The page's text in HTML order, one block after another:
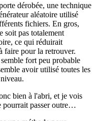
dérobée, une technique
aléatoire utilisé
fichiers. En gros,
soit pas totalement
ce qui réduirait
faire pour la retrouver.
fort peu probable
avoir utilisé toutes les
bien à l'abri, et je vois
pourrait passer outre…